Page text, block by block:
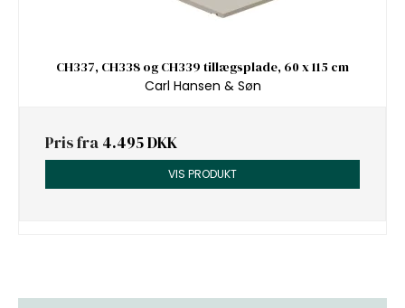
CH337, CH338 og CH339 tillægsplade, 60 x 115 cm
Carl Hansen & Søn
Pris fra 4.495 DKK
VIS PRODUKT